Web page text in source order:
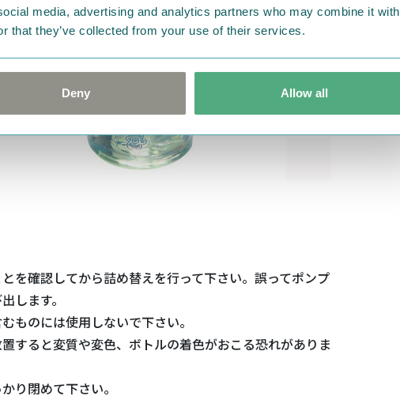
media, advertising and analytics partners who may combine it with
that they’ve collected from your use of their services.
Deny Allow all
を確認してから詰め替えを行って下さい。誤ってポンプ
します。
ものには使用しないで下さい。
すると変質や変色、ボトルの着色がおこる恐れがありま
り閉めて下さい。